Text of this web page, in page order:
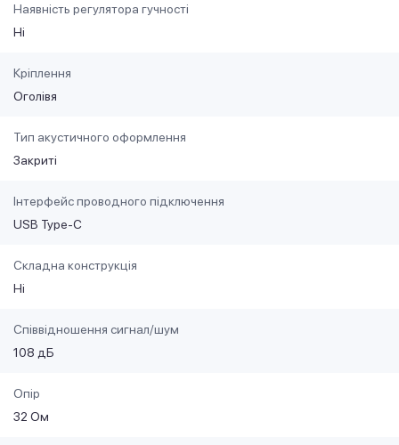
Наявність регулятора гучності
Ні
Кріплення
Оголівя
Тип акустичного оформлення
Закриті
Інтерфейс проводного підключення
USB Type-C
Складна конструкція
Ні
Співвідношення сигнал/шум
108 дБ
Опір
32 Ом